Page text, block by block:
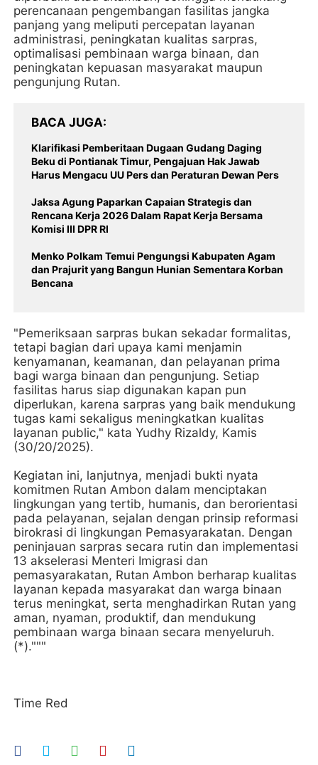
perencanaan pengembangan fasilitas jangka
panjang yang meliputi percepatan layanan
administrasi, peningkatan kualitas sarpras,
optimalisasi pembinaan warga binaan, dan
peningkatan kepuasan masyarakat maupun
pengunjung Rutan.
BACA JUGA
Klarifikasi Pemberitaan Dugaan Gudang Daging
Beku di Pontianak Timur, Pengajuan Hak Jawab
Harus Mengacu UU Pers dan Peraturan Dewan Pers
Jaksa Agung Paparkan Capaian Strategis dan
Rencana Kerja 2026 Dalam Rapat Kerja Bersama
Komisi III DPR RI
Menko Polkam Temui Pengungsi Kabupaten Agam
dan Prajurit yang Bangun Hunian Sementara Korban
Bencana
"Pemeriksaan sarpras bukan sekadar formalitas,
tetapi bagian dari upaya kami menjamin
kenyamanan, keamanan, dan pelayanan prima
bagi warga binaan dan pengunjung. Setiap
fasilitas harus siap digunakan kapan pun
diperlukan, karena sarpras yang baik mendukung
tugas kami sekaligus meningkatkan kualitas
layanan public," kata Yudhy Rizaldy, Kamis
(30/20/2025).
Kegiatan ini, lanjutnya, menjadi bukti nyata
komitmen Rutan Ambon dalam menciptakan
lingkungan yang tertib, humanis, dan berorientasi
pada pelayanan, sejalan dengan prinsip reformasi
birokrasi di lingkungan Pemasyarakatan. Dengan
peninjauan sarpras secara rutin dan implementasi
13 akselerasi Menteri Imigrasi dan
pemasyarakatan, Rutan Ambon berharap kualitas
layanan kepada masyarakat dan warga binaan
terus meningkat, serta menghadirkan Rutan yang
aman, nyaman, produktif, dan mendukung
pembinaan warga binaan secara menyeluruh.
(*)."""
Time Red